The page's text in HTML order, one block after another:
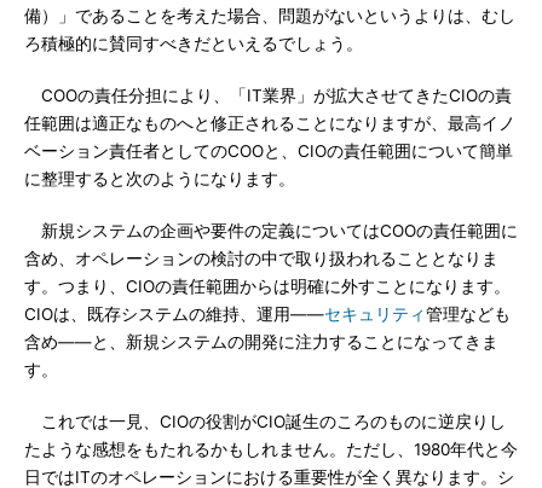
備）」であることを考えた場合、問題がないというよりは、むし
ろ積極的に賛同すべきだといえるでしょう。
COOの責任分担により、「IT業界」が拡大させてきたCIOの責
任範囲は適正なものへと修正されることになりますが、最高イノ
ベーション責任者としてのCOOと、CIOの責任範囲について簡単
に整理すると次のようになります。
新規システムの企画や要件の定義についてはCOOの責任範囲に
含め、オペレーションの検討の中で取り扱われることとなりま
す。つまり、CIOの責任範囲からは明確に外すことになります。
CIOは、既存システムの維持、運用――セキュリティ管理なども
含め――と、新規システムの開発に注力することになってきま
す。
これでは一見、CIOの役割がCIO誕生のころのものに逆戻りし
たような感想をもたれるかもしれません。ただし、1980年代と今
日ではITのオペレーションにおける重要性が全く異なります。シ